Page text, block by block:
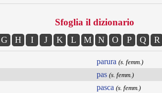
Sfoglia il dizionario
G H I J K L M N O P Q R
parura (s. femm.)
pas (s. femm.)
pasca (s. femm.)